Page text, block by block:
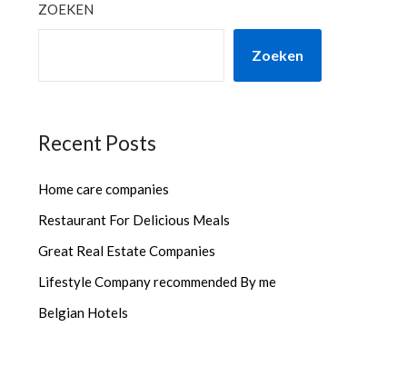
ZOEKEN
Zoeken
Recent Posts
Home care companies
Restaurant For Delicious Meals
Great Real Estate Companies
Lifestyle Company recommended By me
Belgian Hotels